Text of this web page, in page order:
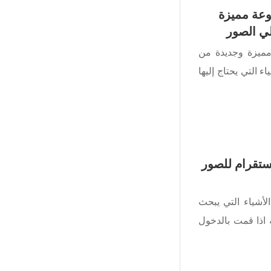
مميزة
الصور
وجديدة من
التي يحتاج إليها
للصور
التي يبحث
اذا قمت بالدخول